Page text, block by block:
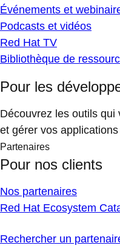
Événements et
Podcasts et vidéos
Red Hat TV
Bibliothèque de
Pour les
Découvrez les outils qui
et gérer vos
Partenaires
Pour nos clients
Nos partenaires
Red Hat Ecosystem
Rechercher un